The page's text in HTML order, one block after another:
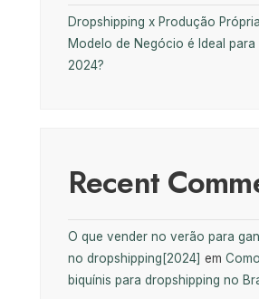
Dropshipping x Produção
Modelo de Negócio é Ideal para
2024?
Recent
O que vender no verão para
no dropshipping[2024] em
biquínis para dropshipping no